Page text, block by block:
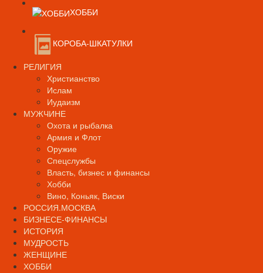
ХОББИ
КОРОБА-ШКАТУЛКИ
РЕЛИГИЯ
Христианство
Ислам
Иудаизм
МУЖЧИНЕ
Охота и рыбалка
Армия и Флот
Оружие
Спецслужбы
Власть, бизнес и финансы
Хобби
Вино, Коньяк, Виски
РОССИЯ.МОСКВА
БИЗНЕСЕ-ФИНАНСЫ
ИСТОРИЯ
МУДРОСТЬ
ЖЕНЩИНЕ
ХОББИ